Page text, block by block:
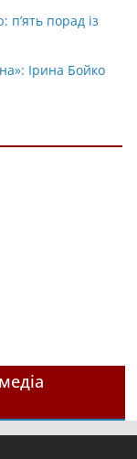
п’ять порад із
Ірина Бойко